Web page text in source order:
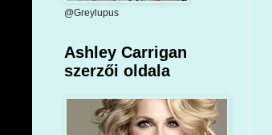
@Greylupus
Ashley Carrigan
szerzői oldala